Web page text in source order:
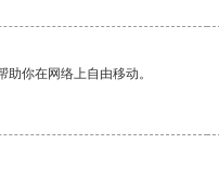
你在网络上自由移动。